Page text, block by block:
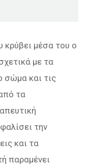
κρύβει μέσα του ο
με τα
σώμα και τις
τα
την
και τα
παραμένει